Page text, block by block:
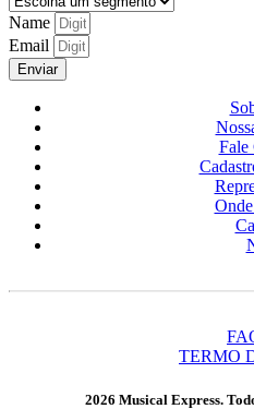
Name
Email
Enviar
Fale
TERMO
2026 Musical Express.